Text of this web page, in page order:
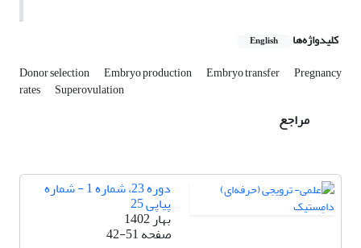
کلیدواژه‌ها English
Donor selection Embryo production Embryo transfer Pregnancy
rates Superovulation
مراجع
دوره 23، شماره 1 - شماره
پیاپی 25
بهار 1402
صفحه42-51